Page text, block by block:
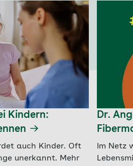
Kindern:
auch Kinder. Oft
unerkannt. Mehr
Dr.
Im Netz